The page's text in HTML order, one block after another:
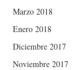
Marzo 2018
Enero 2018
Diciembre 2017
Noviembre 2017